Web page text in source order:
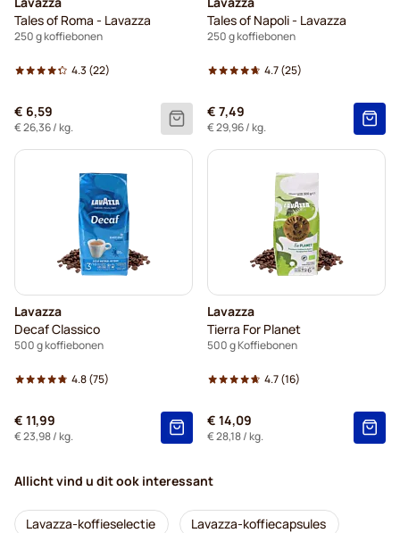
Tales of Roma - Lavazza
250 g koffiebonen
4.3 (22)
€ 6,59
€ 26,36/ kg.
Tales of Napoli - Lavazza
250 g koffiebonen
4.7(25)
€ 7,49
€ 29,96/ kg.
Lavazza
Decaf Classico
500 g koffiebonen
4.8(75)
€ 11,99
€ 23,98/ kg.
Lavazza
Tierra For Planet
500 g Koffiebonen
4.7(16)
€ 14,09
€ 28,18/ kg.
Allicht vind u dit ook interessant
Lavazza-koffieselectie Lavazza-koffiecapsules